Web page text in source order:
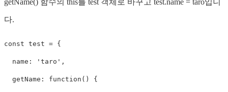
다.
const test = {
name : ' taro ' ,
getName : function () {